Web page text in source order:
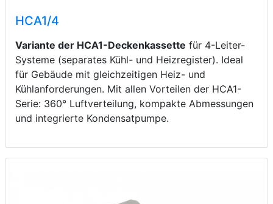
HCA1/4
Variante der HCA1-Deckenkassette für 4-Leiter-
Systeme (separates Kühl- und Heizregister). Ideal
für Gebäude mit gleichzeitigen Heiz- und
Kühlanforderungen. Mit allen Vorteilen der HCA1-
Serie: 360° Luftverteilung, kompakte Abmessungen
und integrierte Kondensatpumpe.